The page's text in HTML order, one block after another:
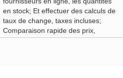
en stock; Et effectuer des calculs de
taux de change, taxes incluses;
Comparaison rapide des prix,
transparence des prix。